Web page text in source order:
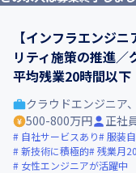
【インフラエンジ
リティ施策の推進
平均残業20時間以下
クラウドエンジニア
500-800万円
正社
自社サービスあり 服装
新技術に積極的 残業月
女性エンジニアが活躍中